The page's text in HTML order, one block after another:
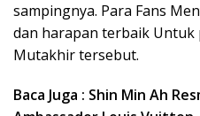
sampingnya. Para Fans
dan harapan terbaik
Mutakhir tersebut.
Baca Juga : Shin Min Ah